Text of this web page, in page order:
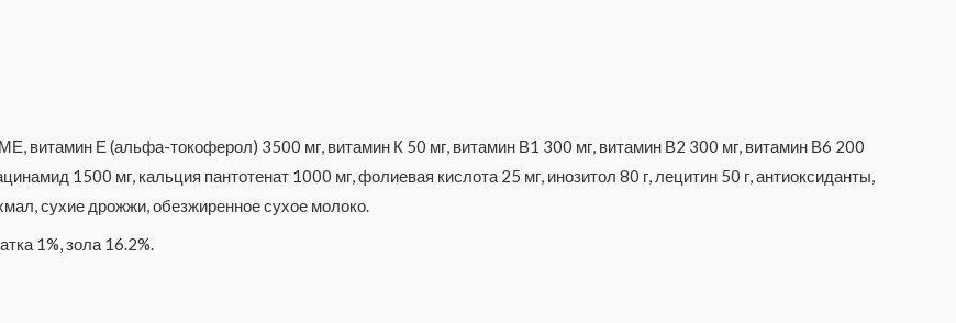
витамин Е (альфа-токоферол) 3500 мг, витамин К 50 мг, витамин В1 300 мг, витамин В2 300 мг, витамин В6 200
1500 мг, кальция пантотенат 1000 мг, фолиевая кислота 25 мг, инозитол 80 г, лецитин 50 г, антиоксиданты,
сухие дрожжи, обезжиренное сухое молоко.
1%, зола 16.2%.